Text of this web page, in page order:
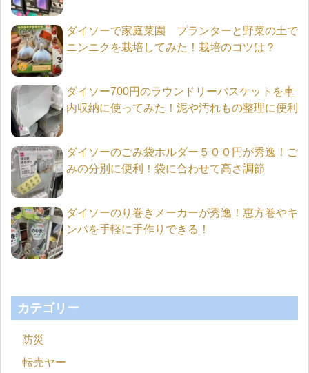
ダイソーで家庭菜園 プランターと野菜の土で
ニンニクを栽培してみた！栽培のコツは？
ダイソー700円のラウンドリーバスケットを車
内収納に使ってみた！泥や汚れもの整理に便利
ダイソーのごみ袋ホルダー５００円が秀逸！ご
みの分別に便利！袋に合わせて高さ調節
ダイソーのり巻きメーカーが秀逸！恵方巻やキ
ンパを手軽に手作りできる！
カテゴリー
防災
転売ヤー